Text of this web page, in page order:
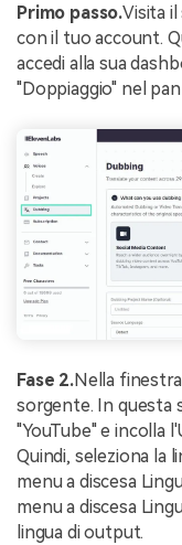
Primo passo.Visita
con il tuo account.
accedi alla sua
"Doppiaggio" nel
Fase 2.Nella
sorgente. In questa
"YouTube" e incolla
Quindi, seleziona la
menu a discesa
menu a discesa
lingua di output.